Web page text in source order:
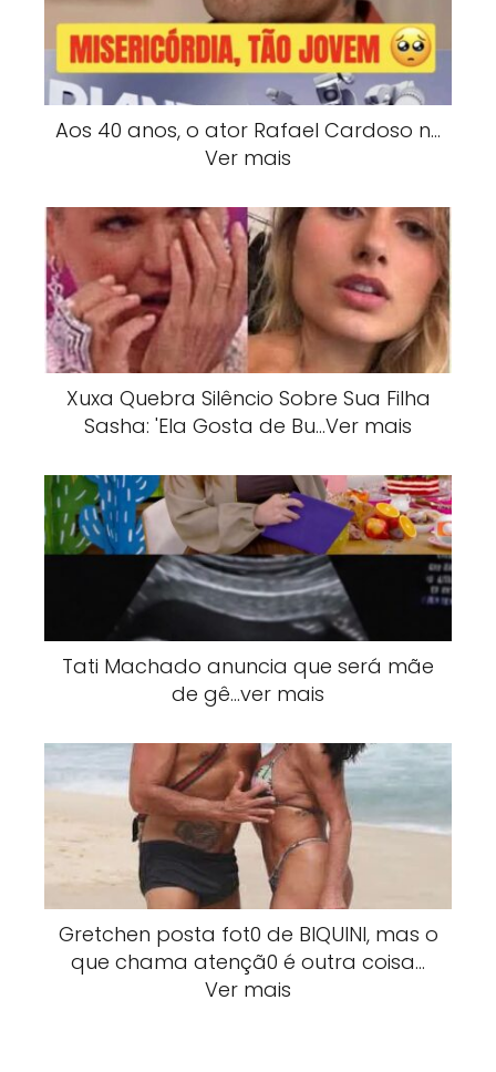
Aos 40 anos, o ator Rafael Cardoso n…
Ver mais
Xuxa Quebra Silêncio Sobre Sua Filha
Sasha: 'Ela Gosta de Bu…Ver mais
Tati Machado anuncia que será mãe
de gê…ver mais
Gretchen posta fot0 de BlQUlNI, mas o
que chama atençã0 é outra coisa…
Ver mais